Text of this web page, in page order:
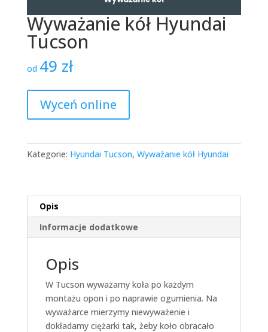
Wyważanie kół Hyundai
Tucson
od 49 zł
Wyceń online
Kategorie: Hyundai Tucson, Wyważanie kół Hyundai
Opis
Informacje dodatkowe
Opis
W Tucson wyważamy koła po każdym
montażu opon i po naprawie ogumienia. Na
wyważarce mierzymy niewyważenie i
dokładamy ciężarki tak, żeby koło obracało